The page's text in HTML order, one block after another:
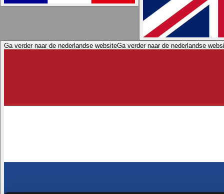
Ga verder naar de nederlandse websiteGa verder naar de nederlandse